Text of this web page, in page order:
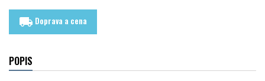
local_shipping Doprava a cena
POPIS